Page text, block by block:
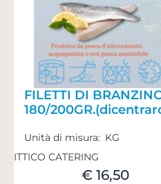
FILETTI DI
180/
Unità di misura: KG
ITTICO CATERING
€ 16,50